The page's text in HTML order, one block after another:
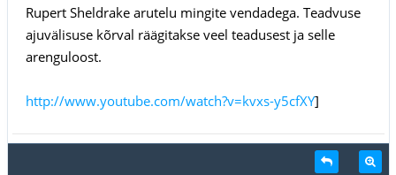
Rupert Sheldrake arutelu mingite vendadega. Teadvuse
ajuvälisuse kõrval räägitakse veel teadusest ja selle
arenguloost.
http://www.youtube.com/watch?v=kvxs-y5cfXY]